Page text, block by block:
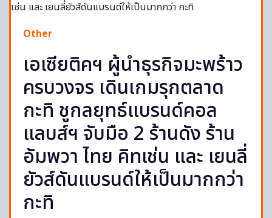
Other
เอเซียติคฯ ผู้นำธุรกิจมะพร้าว
ครบวงจร เดินเกมรุกตลาด
กะทิ ชูกลยุทธ์แบรนด์คอล
แลบส์ฯ จับมือ 2 ร้านดัง ร้าน
อัมพวา ไทย คิทเช่น และ เยนลี่
ยัวส์ดันแบรนด์ให้เป็นมากกว่า
กะทิ